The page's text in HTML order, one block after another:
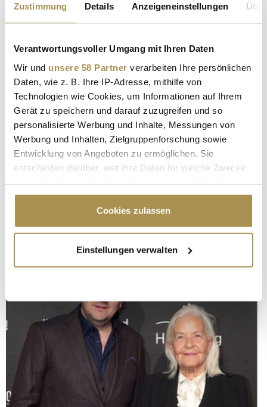
Zustimmung Details Anzeigeneinstellungen
Verantwortungsvoller Umgang mit Ihren Daten
Wir und unsere 58 Partner verarbeiten Ihre persönlichen
Daten, wie z. B. Ihre IP-Adresse, mithilfe von
Technologien wie Cookies, um Informationen auf Ihrem
Gerät zu speichern und darauf zuzugreifen und so
personalisierte Werbung und Inhalte, Messungen von
Werbung und Inhalten, Zielgruppenforschung sowie
Entwicklung von Angeboten zu ermöglichen. Sie
entscheiden darüber, wer Ihre Daten für welche Zwecke
Cookie-Erklärung oder durch Klicken auf das Privacy
Trigger Symbol ändern oder widerrufen
Informationen über Ihre geografische Lage
erfassen, welche bis auf einige Meter genau sein
bestimmten Merkmalen (Fingerprinting) identifizieren
Erfahren Sie mehr darüber, wie Ihre persönlichen Daten
verarbeitet werden, und legen Sie Ihre Präferenzen im
Abschnitt Einzelheiten
fest.
Wir verwenden Cookies, um Inhalte und Anzeigen zu
personalisieren, Funktionen für soziale Medien anbieten
Cookies zulassen
Einstellungen verwalten